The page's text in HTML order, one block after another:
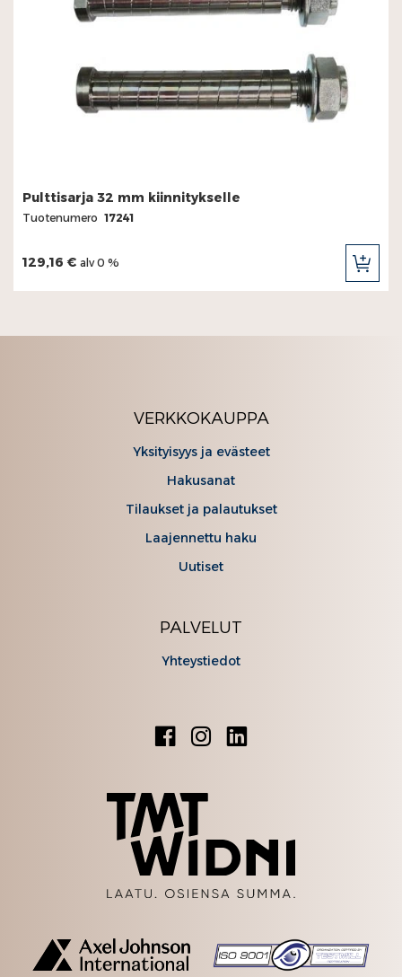
Pulttisarja 32 mm kiinnitykselle
Tuotenumero 17241
129,16 € alv 0 %
VERKKOKAUPPA
Yksityisyys ja evästeet
Hakusanat
Tilaukset ja palautukset
Laajennettu haku
Uutiset
PALVELUT
Yhteystiedot